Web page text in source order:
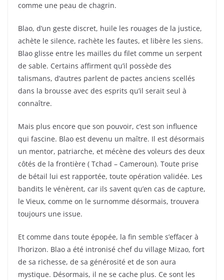
comme une peau de chagrin.
Blao, d’un geste discret, huile les rouages de la justice,
achète le silence, rachète les fautes, et libère les siens.
Blao glisse entre les mailles du filet comme un serpent
de sable. Certains affirment qu’il possède des
talismans, d’autres parlent de pactes anciens scellés
dans la brousse avec des esprits qu’il serait seul à
connaître.
Mais plus encore que son pouvoir, c’est son influence
qui fascine. Blao est devenu un maître. Il est désormais
un mentor, patriarche, et mécène des voleurs des deux
côtés de la frontière ( Tchad – Cameroun). Toute prise
de bétail lui est rapportée, toute opération validée. Les
bandits le vénèrent, car ils savent qu’en cas de capture,
le Vieux, comme on le surnomme désormais, trouvera
toujours une issue.
Et comme dans toute épopée, la fin semble s’effacer à
l’horizon. Blao a été intronisé chef du village Mizao, fort
de sa richesse, de sa générosité et de son aura
mystique. Désormais, il ne se cache plus. Ce sont les